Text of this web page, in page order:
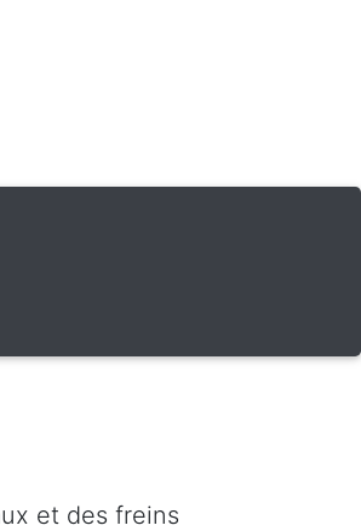
et des freins